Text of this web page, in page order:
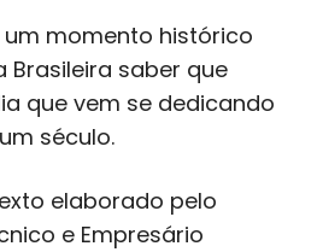
momento histórico
Brasileira saber que
que vem se dedicando
século.
elaborado pelo
e Empresário